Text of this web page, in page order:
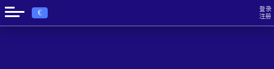
€
登录
注册